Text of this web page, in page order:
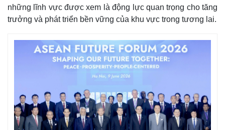
Vụ án
Tin nóng
Vũ khí
Việt Nam
Phân tích
những lĩnh vực được xem là động lực quan trọng cho tăng
trưởng và phát triển bền vững của khu vực trong tương lai.